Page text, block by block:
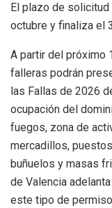
El plazo de
octubre y finaliza el
A partir del próximo
falleras podrán
las Fallas de 2026
ocupación del
fuegos, zona de
mercadillos,
buñuelos y masas
de Valencia
este tipo de